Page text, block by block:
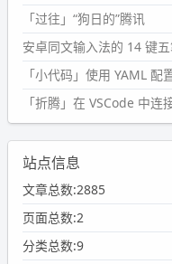
「过往」“狗日的”腾讯
安卓同文输入法的 14 键
「小代码」使用 YAML
「折腾」在 VSCode 中
站点信息
文章总数:2885
页面总数:2
分类总数:9